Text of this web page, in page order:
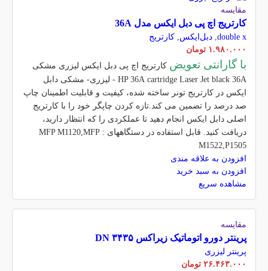
مقایسه
کارتریج اچ پی دبل ایکس مدل 36A
double x
, دبل‌ایکس, کارتریج
۱.۹۸۰.۰۰۰ تومان
با گارانتی تعویض کارتریج اچ پی دبل ایکس لیزری مشکی
HP 36A cartridge Laser
Jet black 36A - لیزری- مشکی دابل
ایکس در کارتریج تونر ساخته شده، کیفیت و قابلیت اطمینان چاپ
صد درصد را تضمین می کند.تازه کردن چاپگر خود را با کارتریج
اصلی دابل ایکس انجام دهید تا عملکردی را که انتظار دارید،
دریافت کنید. قابل استفاده در دستگاههای : MFP M1120,MFP
M1522,P1505
افزودن به علاقه مندی
افزودن به سبد خرید
مشاهده سریع
مقایسه
پرینتر دورو اتوماتیک زیراکس DN ۳۴۳۵
پرینتر لیزری
۲۶.۴۶۳.۰۰۰ تومان